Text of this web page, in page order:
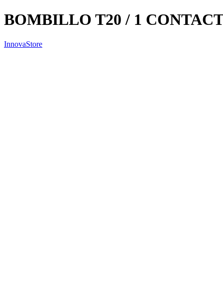
BOMBILLO T20 / 1
InnovaStore